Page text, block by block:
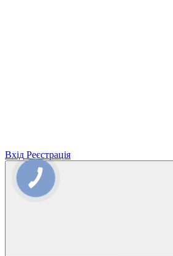
Вхід Реєстрація
КНОПКА
ЗВ'ЯЗКУ